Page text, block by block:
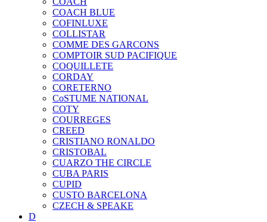
COACH BLUE
COFINLUXE
COLLISTAR
COMME DES GARCONS
COMPTOIR SUD PACIFIQUE
COQUILLETE
CORDAY
CORETERNO
CoSTUME NATIONAL
COTY
COURREGES
CREED
CRISTIANO RONALDO
CRISTOBAL
CUARZO THE CIRCLE
CUBA PARIS
CUPID
CUSTO BARCELONA
CZECH & SPEAKE
D